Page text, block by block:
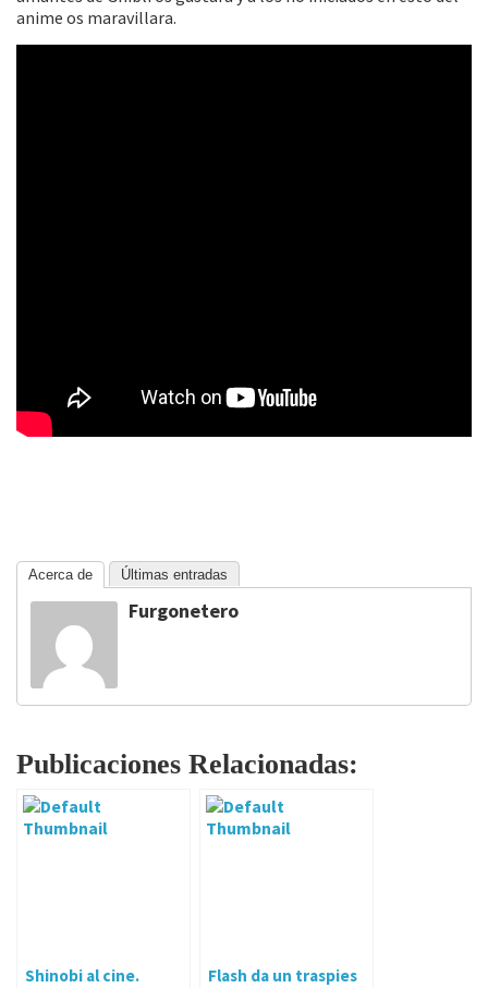
anime os maravillara.
Acerca de Últimas entradas
Furgonetero
Publicaciones Relacionadas:
Shinobi al cine. Flash da un traspies